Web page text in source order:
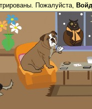
Пожалуйста,